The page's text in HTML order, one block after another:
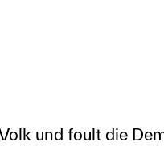
und foult die